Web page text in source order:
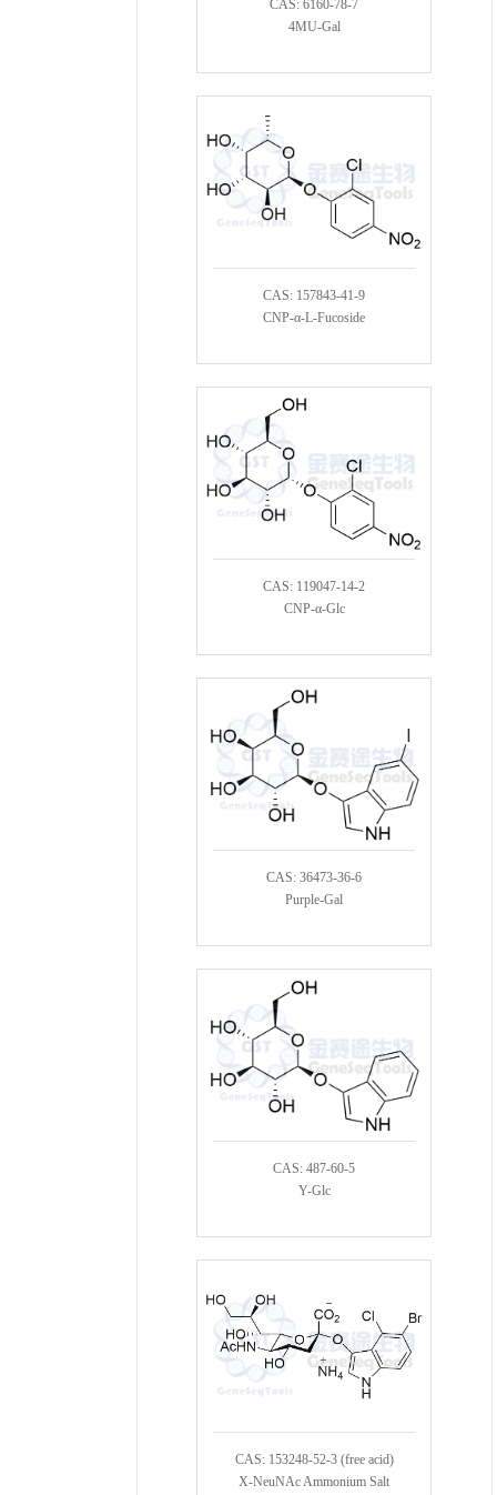
CAS: 6160-78-7
4MU-Gal
CAS: 157843-41-9
CNP-α-L-Fucoside
CAS: 119047-14-2
CNP-α-Glc
CAS: 36473-36-6
Purple-Gal
CAS: 487-60-5
Y-Glc
CAS: 153248-52-3 (free acid)
X-NeuNAc Ammonium Salt